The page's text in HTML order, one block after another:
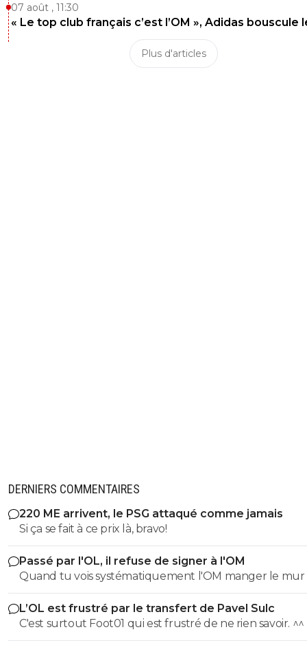
07 août , 11:30
« Le top club français c’est l’OM », Adidas bouscule
Plus d'articles
DERNIERS COMMENTAIRES
220 ME arrivent, le PSG attaqué comme jamais
Si ça se fait à ce prix là, bravo!
Passé par l'OL, il refuse de signer à l'OM
Quand tu vois systématiquement l'OM manger le mur
après saison, il y a de quoi refuser d'y aller. ^^
L’OL est frustré par le transfert de Pavel Sulc
C'est surtout Foot01 qui est frustré de ne rien savoir. ^^